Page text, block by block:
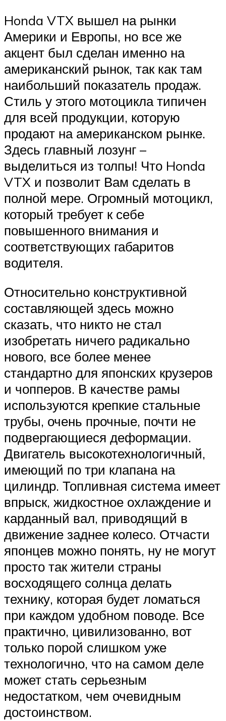
Honda VTX вышел на рынки
Америки и Европы, но все же
акцент был сделан именно на
американский рынок, так как там
наибольший показатель продаж.
Стиль у этого мотоцикла типичен
для всей продукции, которую
продают на американском рынке.
Здесь главный лозунг –
выделиться из толпы! Что Honda
VTX и позволит Вам сделать в
полной мере. Огромный мотоцикл,
который требует к себе
повышенного внимания и
соответствующих габаритов
водителя.
Относительно конструктивной
составляющей здесь можно
сказать, что никто не стал
изобретать ничего радикально
нового, все более менее
стандартно для японских крузеров
и чопперов. В качестве рамы
используются крепкие стальные
трубы, очень прочные, почти не
подвергающиеся деформации.
Двигатель высокотехнологичный,
имеющий по три клапана на
цилиндр. Топливная система имеет
впрыск, жидкостное охлаждение и
карданный вал, приводящий в
движение заднее колесо. Отчасти
японцев можно понять, ну не могут
просто так жители страны
восходящего солнца делать
технику, которая будет ломаться
при каждом удобном поводе. Все
практично, цивилизованно, вот
только порой слишком уже
технологично, что на самом деле
может стать серьезным
недостатком, чем очевидным
достоинством.